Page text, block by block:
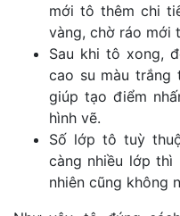
mới tô thêm chi
vàng, chờ ráo mới
Sau khi tô xong,
cao su màu trắng
giúp tạo điểm
hình vẽ.
Số lớp tô tuỳ
càng nhiều lớp thì
nhiên cũng không